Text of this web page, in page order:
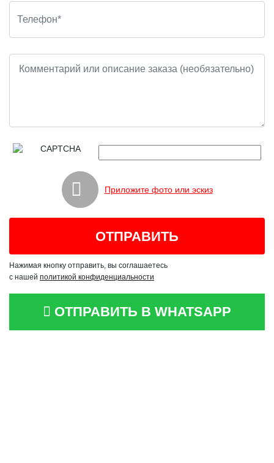
Приложите фото или эскиз
Нажимая кнопку отправить, вы соглашаетесь
с нашей политикой конфиденциальности
ОТПРАВИТЬ В WHATSAPP